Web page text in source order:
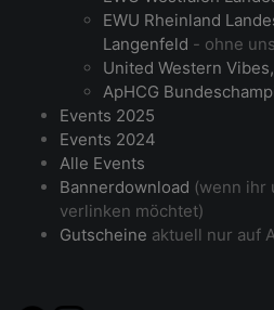
EWU Rheinland
Langenfeld - ohne uns
United Western
ApHCG
Events 2025
Events 2024
Alle Events
Bannerdownload (wenn ihr
verlinken möchtet)
Gutscheine aktuell nur auf